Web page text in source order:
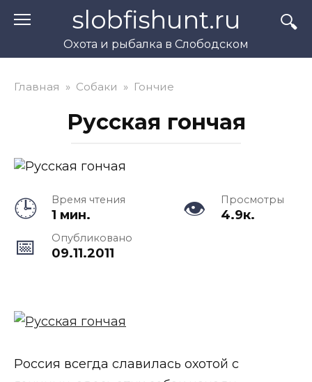
slobfishunt.ru
Охота и рыбалка в Слободском
Главная » Собаки » Гончие
Русская гончая
Время чтения
1 мин.
Просмотры
4.9к.
Опубликовано
09.11.2011
Россия всегда славилась охотой с